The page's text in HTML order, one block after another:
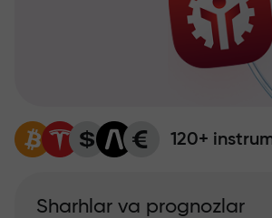
120+
Sharhlar va prognozlar